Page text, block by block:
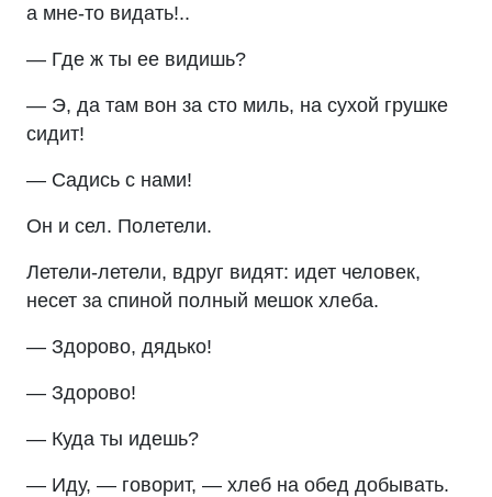
а мне-то видать!..
— Где ж ты ее видишь?
— Э, да там вон за сто миль, на сухой грушке
сидит!
— Садись с нами!
Он и сел. Полетели.
Летели-летели, вдруг видят: идет человек,
несет за спиной полный мешок хлеба.
— Здорово, дядько!
— Здорово!
— Куда ты идешь?
— Иду, — говорит, — хлеб на обед добывать.